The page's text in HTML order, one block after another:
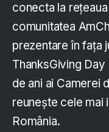
conecta la
comunitatea
prezentare în fața
ThanksGiving
de ani ai Camerei
reunește cele mai
România.